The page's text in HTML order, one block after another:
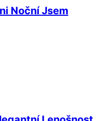
Noční Jsem